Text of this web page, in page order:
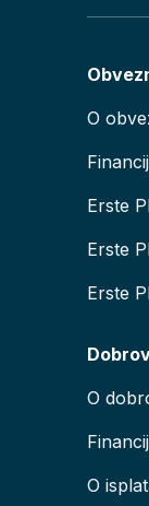
O
Erste
Erste
Erste
O
O